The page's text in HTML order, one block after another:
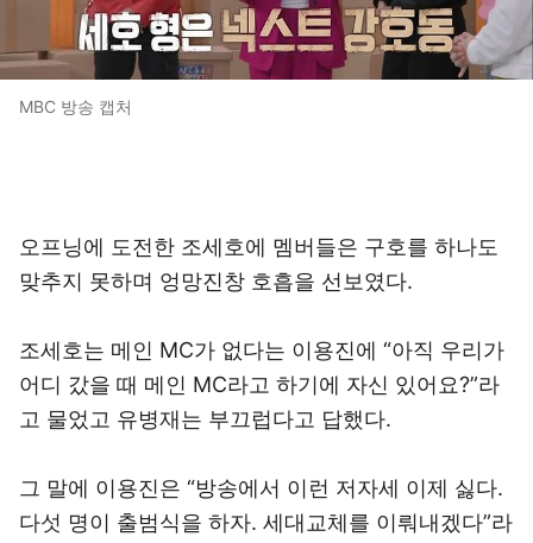
MBC 방송 캡처
오프닝에 도전한 조세호에 멤버들은 구호를 하나도
맞추지 못하며 엉망진창 호흡을 선보였다.
조세호는 메인 MC가 없다는 이용진에 “아직 우리가
어디 갔을 때 메인 MC라고 하기에 자신 있어요?”라
고 물었고 유병재는 부끄럽다고 답했다.
그 말에 이용진은 “방송에서 이런 저자세 이제 싫다.
다섯 명이 출범식을 하자. 세대교체를 이뤄내겠다”라